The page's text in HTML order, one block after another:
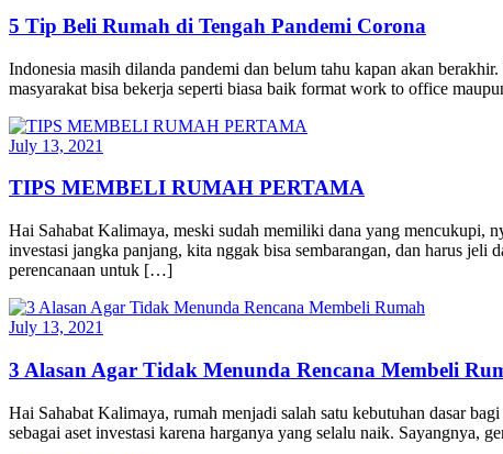
5 Tip Beli Rumah di Tengah Pandemi Corona
Indonesia masih dilanda pandemi dan belum tahu kapan akan
masyarakat bisa bekerja seperti biasa baik format work to office
July 13, 2021
TIPS MEMBELI RUMAH PERTAMA
Hai Sahabat Kalimaya, meski sudah memiliki dana yang mencukupi,
investasi jangka panjang, kita nggak bisa sembarangan, dan harus jeli
perencanaan untuk […]
July 13, 2021
3 Alasan Agar Tidak Menunda Rencana Membeli
Hai Sahabat Kalimaya, rumah menjadi salah satu kebutuhan dasar
sebagai aset investasi karena harganya yang selalu naik.